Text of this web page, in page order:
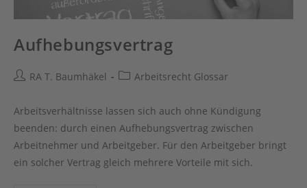
Aufhebungsvertrag
Beitrags-
RA T. Baumhäkel
Beitrags-
Arbeitsrecht Glossar
Arbeitsverhältnisse lassen sich auch ohne Kündigung
beenden: durch einen Aufhebungsvertrag zwischen
Arbeitnehmer und Arbeitgeber. Für den Arbeitgeber bringt
ein solcher Vertrag gleich mehrere Vorteile mit sich.